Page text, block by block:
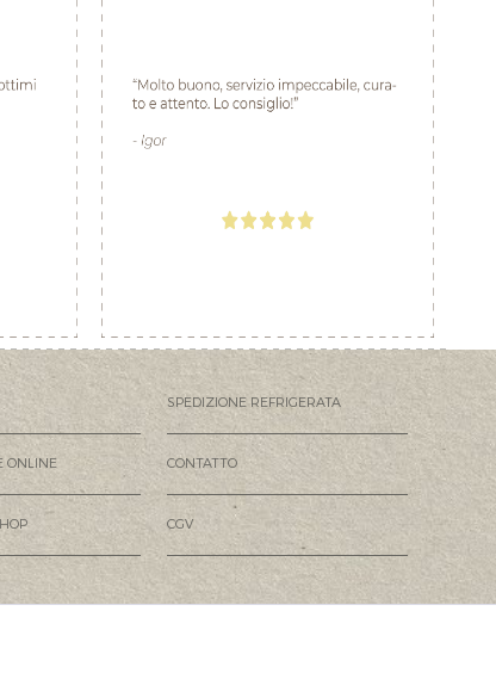
SPEDIZIONE REFRIGERATA
ONLINE CONTATTO
CGV